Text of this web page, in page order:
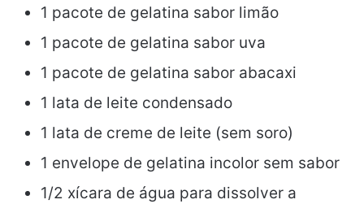
1 pacote de gelatina sabor limão
1 pacote de gelatina sabor uva
1 pacote de gelatina sabor abacaxi
1 lata de leite condensado
1 lata de creme de leite (sem soro)
1 envelope de gelatina incolor sem sabor
1/2 xícara de água para dissolver a